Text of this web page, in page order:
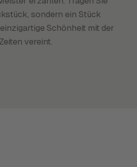
sondern ein Stück
Schönheit mit der
vereint.